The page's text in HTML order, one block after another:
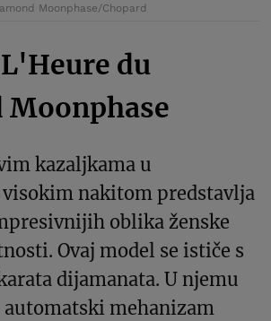
Moonphase/Chopard
du
Moonphase
kazaljkama u
nakitom predstavlja
oblika ženske
Ovaj model se ističe s
dijamanata. U njemu
automatski mehanizam